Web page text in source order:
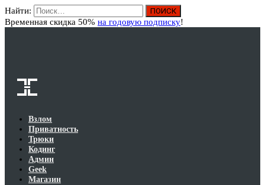
Найти:
Временная скидка 50% на годовую подписку!
Взлом
Приватность
Трюки
Кодинг
Админ
Geek
Магазин